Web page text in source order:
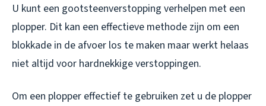
U kunt een gootsteenverstopping verhelpen met een
plopper. Dit kan een effectieve methode zijn om een
blokkade in de afvoer los te maken maar werkt helaas
niet altijd voor hardnekkige verstoppingen.
Om een plopper effectief te gebruiken zet u de plopper